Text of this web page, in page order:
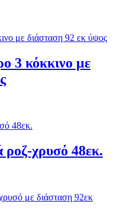
3 κόκκινο με
χρυσό 48εκ.